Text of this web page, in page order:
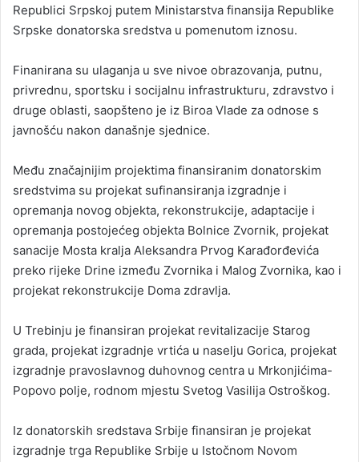
Republici Srpskoj putem Ministarstva finansija Republike
Srpske donatorska sredstva u pomenutom iznosu.
Finanirana su ulaganja u sve nivoe obrazovanja, putnu,
privrednu, sportsku i socijalnu infrastrukturu, zdravstvo i
druge oblasti, saopšteno je iz Biroa Vlade za odnose s
javnošću nakon današnje sjednice.
Među značajnijim projektima finansiranim donatorskim
sredstvima su projekat sufinansiranja izgradnje i
opremanja novog objekta, rekonstrukcije, adaptacije i
opremanja postojećeg objekta Bolnice Zvornik, projekat
sanacije Mosta kralja Aleksandra Prvog Karađorđevića
preko rijeke Drine između Zvornika i Malog Zvornika, kao i
projekat rekonstrukcije Doma zdravlja.
U Trebinju je finansiran projekat revitalizacije Starog
grada, projekat izgradnje vrtića u naselju Gorica, projekat
izgradnje pravoslavnog duhovnog centra u Mrkonjićima-
Popovo polje, rodnom mjestu Svetog Vasilija Ostroškog.
Iz donatorskih sredstava Srbije finansiran je projekat
izgradnje trga Republike Srbije u Istočnom Novom